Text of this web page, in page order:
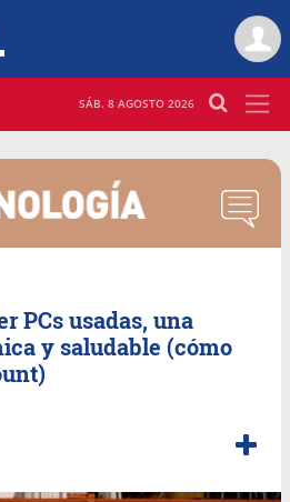
SÁB. 8 AGOSTO 2026
PCs usadas, una
y saludable (cómo